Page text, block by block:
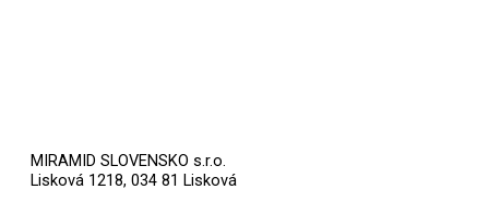
MIRAMID SLOVENSKO s.r.o.
Lisková 1218, 034 81 Lisková